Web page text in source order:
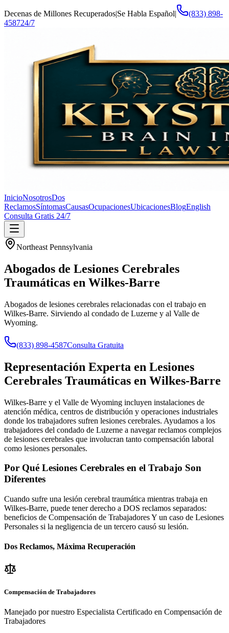
Decenas de Millones Recuperados|Se Habla Español|
(833) 898-
458724/7
InicioNosotrosDos
ReclamosSíntomasCausasOcupacionesUbicacionesBlogEnglish
Consulta Gratis 24/7
Northeast Pennsylvania
Abogados de Lesiones Cerebrales
Traumáticas en Wilkes-Barre
Abogados de lesiones cerebrales relacionadas con el trabajo en
Wilkes-Barre. Sirviendo al condado de Luzerne y al Valle de
Wyoming.
(833) 898-4587Consulta Gratuita
Representación Experta en Lesiones
Cerebrales Traumáticas en Wilkes-Barre
Wilkes-Barre y el Valle de Wyoming incluyen instalaciones de
atención médica, centros de distribución y operaciones industriales
donde los trabajadores sufren lesiones cerebrales. Ayudamos a los
trabajadores del condado de Luzerne a navegar reclamos complejos
de lesiones cerebrales que involucran tanto compensación laboral
como lesiones personales.
Por Qué Lesiones Cerebrales en el Trabajo Son
Diferentes
Cuando sufre una lesión cerebral traumática mientras trabaja en
Wilkes-Barre, puede tener derecho a DOS reclamos separados:
beneficios de Compensación de Trabajadores Y un caso de Lesiones
Personales si la negligencia de un tercero causó su lesión.
Dos Reclamos, Máxima Recuperación
Compensación de Trabajadores
Manejado por nuestro Especialista Certificado en Compensación de
Trabajadores